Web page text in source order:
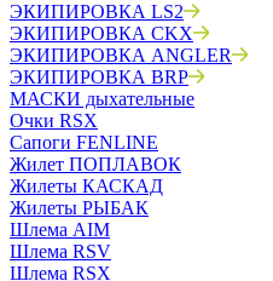
ЭКИПИРОВКА LS2
ЭКИПИРОВКА CKX
ЭКИПИРОВКА ANGLER
ЭКИПИРОВКА BRP
МАСКИ дыхательные
Очки RSX
Сапоги FENLINE
Жилет ПОПЛАВОК
Жилеты КАСКАД
Жилеты РЫБАК
Шлема AIM
Шлема RSV
Шлема RSX